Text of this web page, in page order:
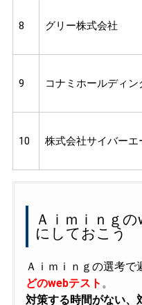
8 グリー株式会社
9 コナミホールディ
10 株式会社サイバーエ
Ａｉｍｉｎｇ
にしておこう
Ａｉｍｉｎｇの選考で
どのwebテスト 。
対策する時間がない、